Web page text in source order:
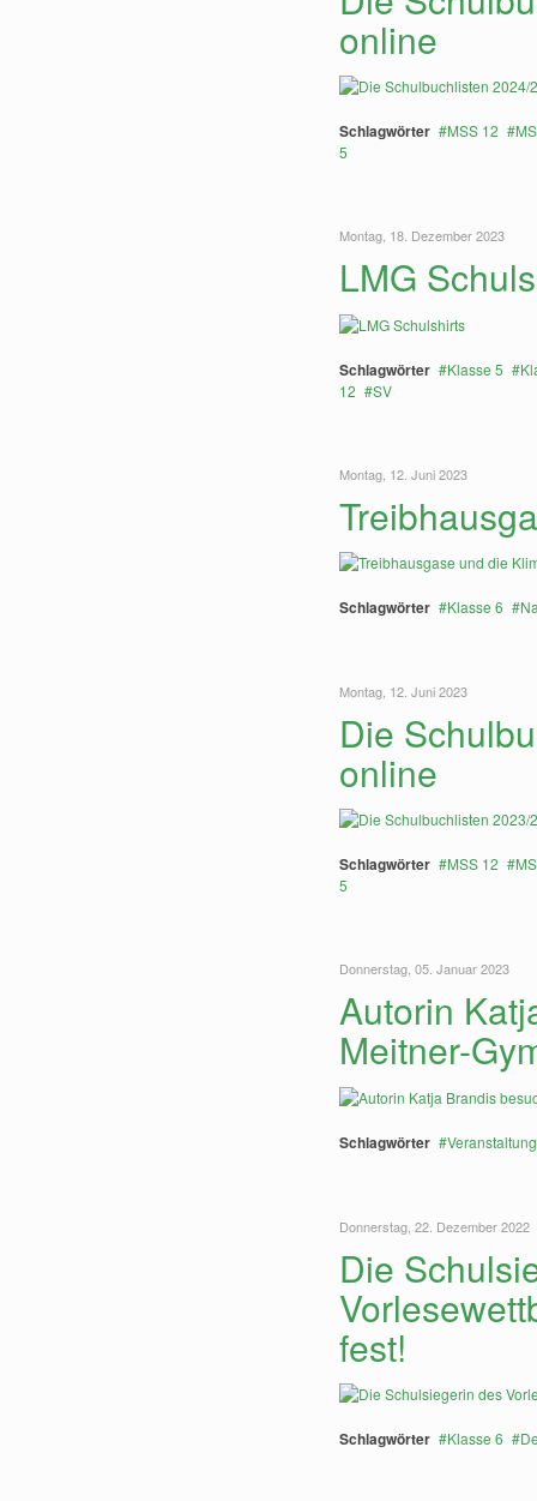
online
Schlagwörter MSS 12
5
Montag, 18. Dezember 2023
LMG
Schlagwörter Klasse 5
12
SV
Montag, 12. Juni 2023
Schlagwörter Klasse 6
Montag, 12. Juni 2023
Die
online
Schlagwörter MSS 12
5
Donnerstag, 05. Januar 2023
Autorin
Meitner-
Schlagwörter
Donnerstag, 22. Dezember 2022
Die
fest!
Schlagwörter Klasse 6